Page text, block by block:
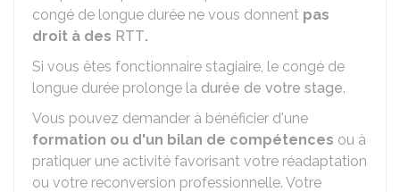
congé de longue durée ne vous donnent pas
droit à des RTT.
Si vous êtes fonctionnaire stagiaire, le congé de
longue durée prolonge la durée de votre stage.
Vous pouvez demander à bénéficier d'une
formation ou d'un bilan de compétences ou à
pratiquer une activité favorisant votre réadaptation
ou votre reconversion professionnelle. Votre